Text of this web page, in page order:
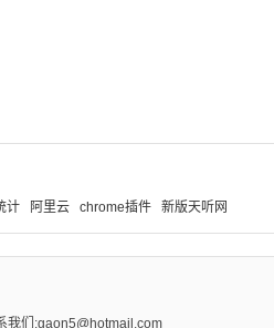
计 阿里云 chrome插件 新版天听网
我们:gaon5@hotmail.com